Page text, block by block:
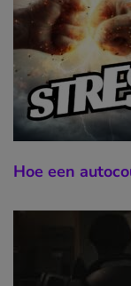
Hoe een